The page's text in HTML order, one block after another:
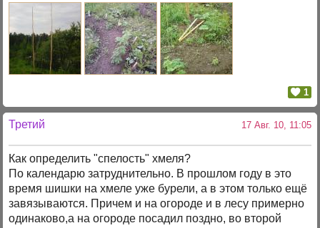
1
Третий 17 Авг. 10, 11:05
Как определить "спелость" хмеля?
По календарю затруднительно. В прошлом году в это
время шишки на хмеле уже бурели, а в этом только ещё
завязываются. Причем и на огороде и в лесу примерно
одинаково,а на огороде посадил поздно, во второй